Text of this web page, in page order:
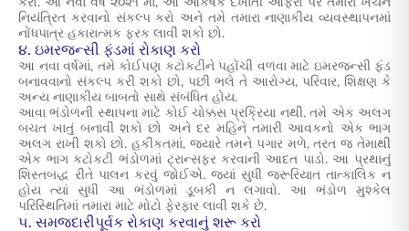
કરો. આ નવા વર્ષ ૨૦૨૧ માં, આ આકર્ષક દેખાતી ઓફરો પર તમારા ખર્ચને
નિયંત્રિત કરવાનો સંકલ્પ કરો અને તમે તમારા નાણાકીય વ્યવસ્થાપનમાં
નોંધપાત્ર હકારાત્મક ફરક લાવી શકો છો.
૪. ઇમરજન્સી ફંડમાં રોકાણ કરો
આ નવા વર્ષમાં, તમે કોઈપણ કટોકટીને પહોંચી વળવા માટે ઇમરજન્સી ફંડ
બનાવવાનો સંકલ્પ કરી શકો છો, પછી ભલે તે આરોગ્ય, પરિવાર, શિક્ષણ કે
અન્ય નાણાકીય બાબતો સાથે સંબંધિત હોય.
આવા ભંડોળની સ્થાપના માટે કોઈ ચોક્કસ પ્રક્રિયા નથી. તમે એક અલગ
બચત ખાતું બનાવી શકો છો અને દર મહિને તમારી આવકનો એક ભાગ
અલગ રાખી શકો છો. હકીકતમાં, જ્યારે તમને પગાર મળે, તરત જ તેમાથી
એક ભાગ કટોકટી ભંડોળમાં ટ્રાન્સફર કરવાની આદત પાડો. આ પ્રથાનું
શિસ્તબદ્ધ રીતે પાલન કરવું જોઈએ. જ્યાં સુધી જરૂરિયાત તાત્કાલિક ન
હોય ત્યાં સુધી આ ભંડોળમાં ડૂબકી ન લગાવો. આ ભંડોળ મુશ્કેલ
પરિસ્થિતિમાં તમારા માટે મોટો ફેરફાર લાવી શકે છે.
૫. સમજદારીપૂર્વક રોકાણ કરવાનું શરૂ કરો